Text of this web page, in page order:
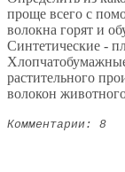
проще всего с
волокна горят и
Синтетические -
растительного
волокон
Комментарии: 8